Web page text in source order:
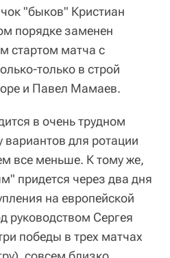
"быков" Кристиан
порядке заменен
стартом матча с
только в строй
и Павел Мамаев.
в очень трудном
вариантов для ротации
все меньше. К тому же,
придется через два дня
на европейской
руководством Сергея
победы в трех матчах